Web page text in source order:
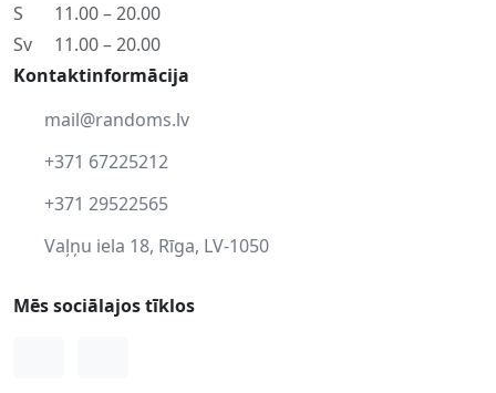
S
11.00 – 20.00
Sv
11.00 – 20.00
Kontaktinformācija
mail@randoms.lv
+371 67225212
+371 29522565
Vaļņu iela 18, Rīga, LV-1050
Mēs sociālajos tīklos